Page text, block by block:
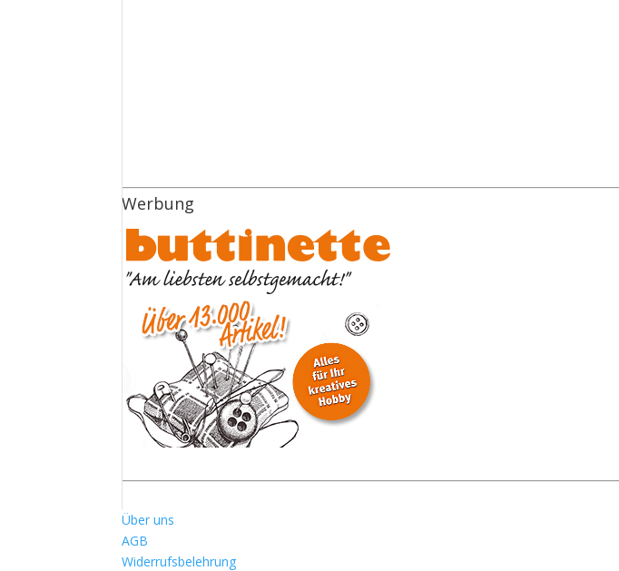
Werbung
Über uns
AGB
Widerrufsbelehrung